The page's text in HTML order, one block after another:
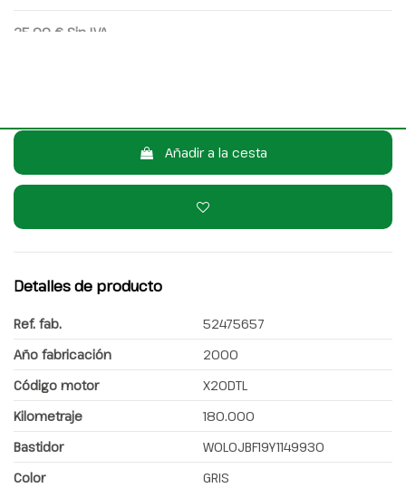
25,00 € Sin IVA
Añadir a la cesta
Detalles de producto
Ref. fab.
52475657
Año fabricación
2000
Código motor
X20DTL
Kilometraje
180.000
Bastidor
W0L0JBF19Y1149930
Color
GRIS